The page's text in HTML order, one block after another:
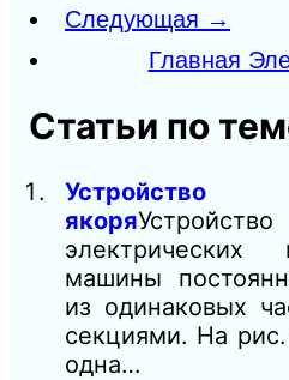
Следующая →
Главная
Статьи по
якоря
машины
из одинаковых
секциями. На
одна…